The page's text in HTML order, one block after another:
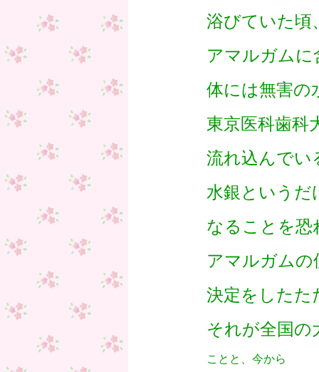
浴びていた頃
アマルガムに
体には無害の
東京医科歯科
流れ込んでい
水銀というだ
なることを恐
アマルガムの
決定をしたた
それが全国の
ことと、今から